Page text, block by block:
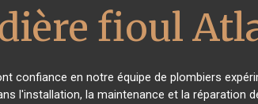
fioul
confiance en notre équipe de plombiers
l'installation, la maintenance et la réparation